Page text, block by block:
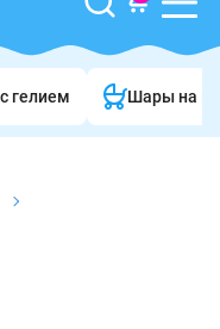
гелием Шары на